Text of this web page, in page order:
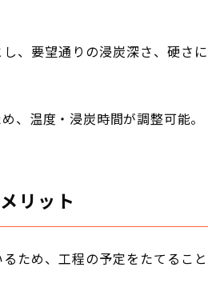
、要望通りの浸炭深さ、硬さに
、温度・浸炭時間が調整可能。
リット
ため、工程の予定をたてること